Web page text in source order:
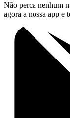
Não perca nenhum
agora a nossa app e